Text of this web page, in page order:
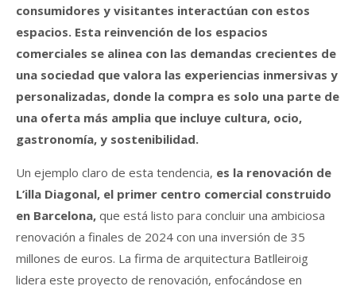
consumidores y visitantes interactúan con estos
espacios. Esta reinvención de los espacios
comerciales se alinea con las demandas crecientes de
una sociedad que valora las experiencias inmersivas y
personalizadas, donde la compra es solo una parte de
una oferta más amplia que incluye cultura, ocio,
gastronomía, y sostenibilidad.
Un ejemplo claro de esta tendencia, es la renovación de
L’illa Diagonal, el primer centro comercial construido
en Barcelona, que está listo para concluir una ambiciosa
renovación a finales de 2024 con una inversión de 35
millones de euros. La firma de arquitectura Batlleiroig
lidera este proyecto de renovación, enfocándose en